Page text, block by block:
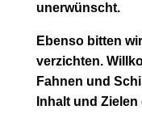
unerwünscht.
Ebenso bitten
verzichten.
Fahnen und
Inhalt und